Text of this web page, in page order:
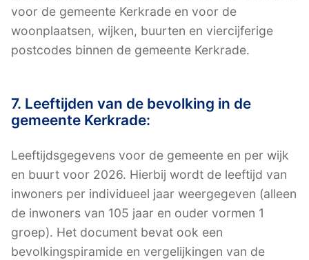
voor de gemeente Kerkrade en voor de
woonplaatsen, wijken, buurten en viercijferige
postcodes binnen de gemeente Kerkrade.
7. Leeftijden van de bevolking in de
gemeente Kerkrade:
Leeftijdsgegevens voor de gemeente en per wijk
en buurt voor 2026. Hierbij wordt de leeftijd van
inwoners per individueel jaar weergegeven (alleen
de inwoners van 105 jaar en ouder vormen 1
groep). Het document bevat ook een
bevolkingspiramide en vergelijkingen van de